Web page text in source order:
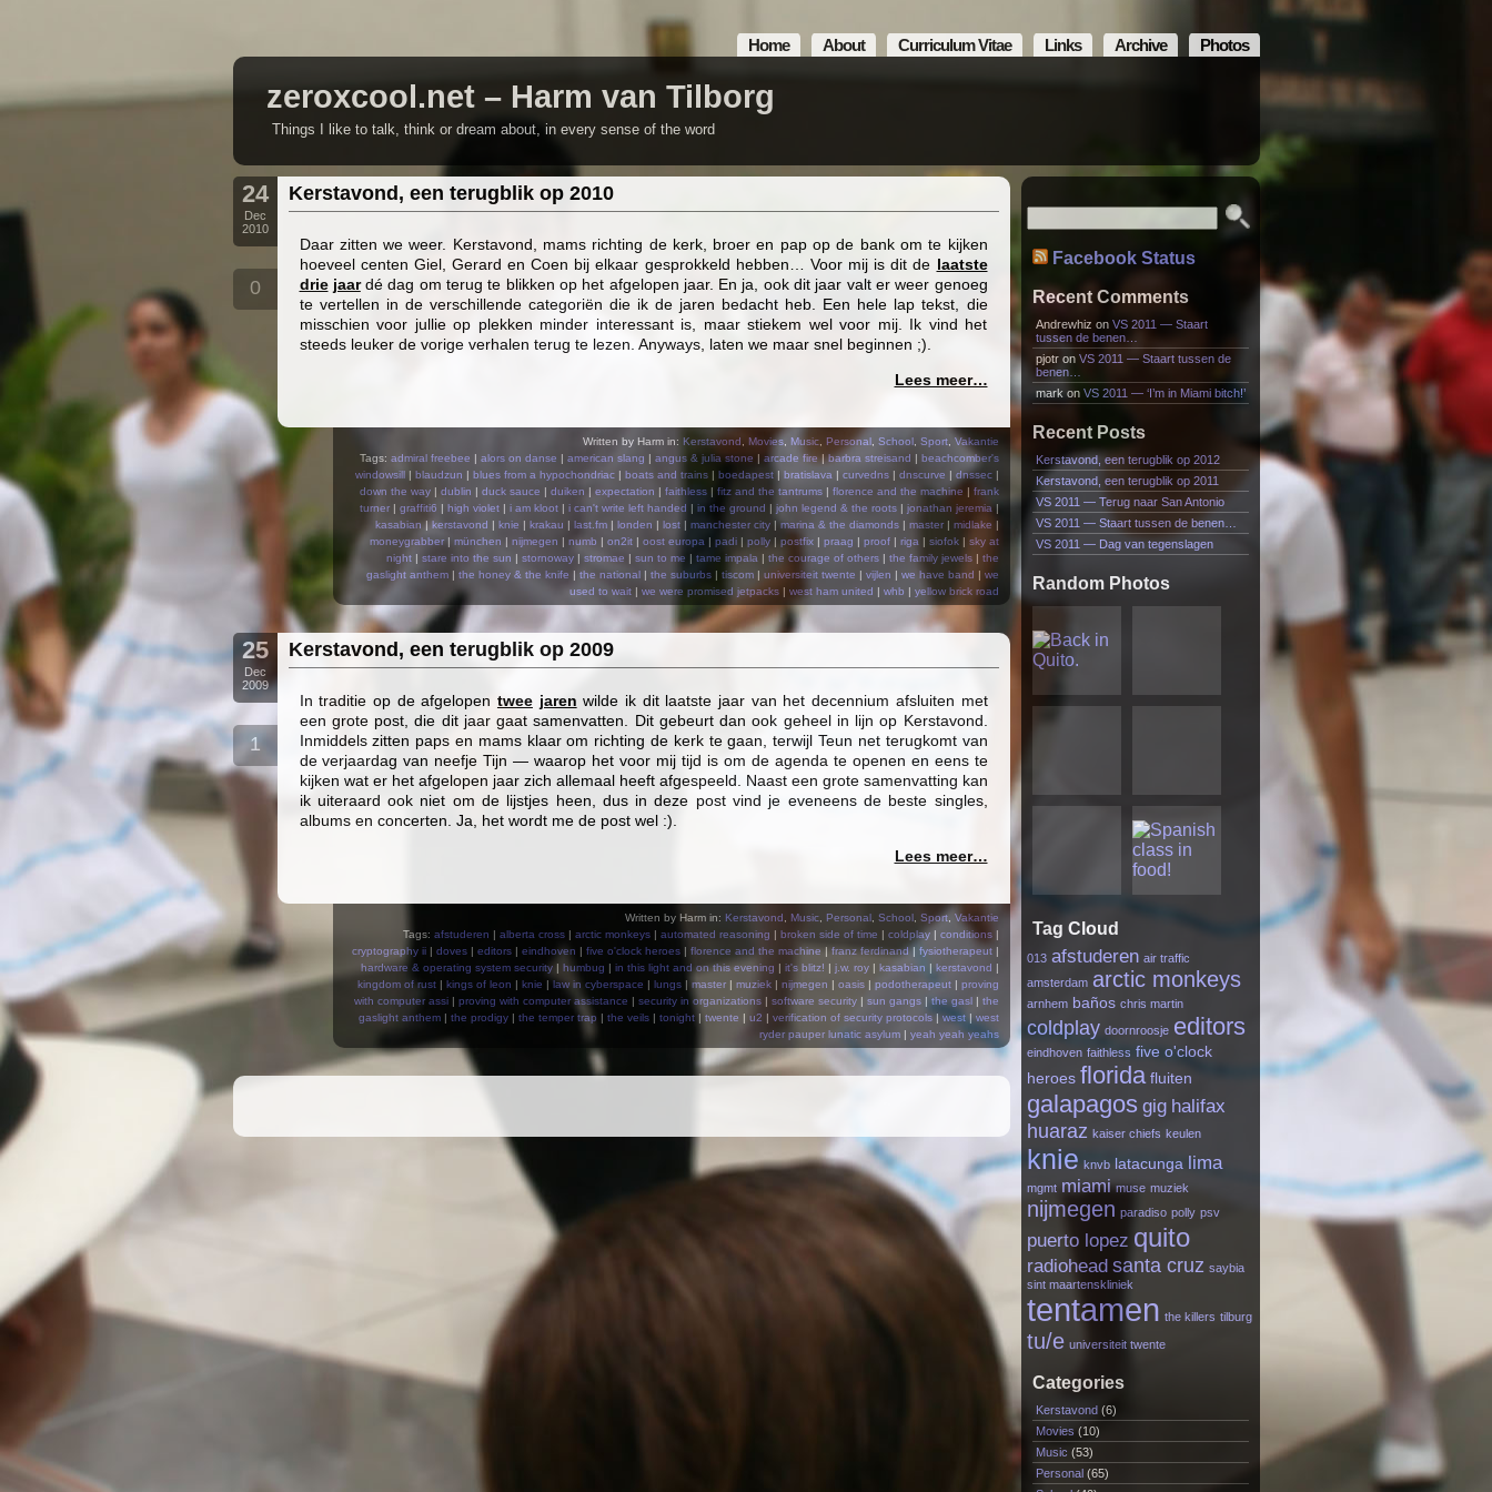
Home About Curriculum Vitae Links Archive Photos
zeroxcool.net – Harm van Tilborg
Things I like to talk, think or dream about, in every sense of the word
24
Dec
2010
0
Kerstavond, een terugblik op 2010
Daar zitten we weer. Kerstavond, mams richting de kerk, broer en pap op de bank om te kijken
hoeveel centen Giel, Gerard en Coen bij elkaar gesprokkeld hebben… Voor mij is dit de laatste
drie jaardé dag om terug te blikken op het afgelopen jaar. En ja, ook dit jaar valt er weer genoeg
te vertellen in de verschillende categoriën die ik de jaren bedacht heb. Een hele lap tekst, die
misschien voor jullie op plekken minder interessant is, maar stiekem wel voor mij. Ik vind het
steeds leuker de vorige verhalen terug te lezen. Anyways, laten we maar snel beginnen ;).
Lees meer…
Written by Harm in: Kerstavond Movies, Music, Personal, School, Sport, Vakantie
Tags: admiral freebee | alors on danse | american slang | angus & julia stone | arcade fire|barbra streisand | beachcomber's
windowsill| blaudzun | blues from a hypochondriac| boats and trains| boedapest| bratislava | curvedns| dnscurve | dnssec|
down the way| dublin | duck sauce | duiken | expectation | faithless| fitz and the tantrums| florence and the machine | frank
turner| graffiti6 | high violet| i am kloot| i can't write left handed | in the ground | john legend & the roots| jonathan jeremia |
kasabian| kerstavond | knie | krakau | last.fm| londen | lost| manchester city| marina & the diamonds| master| midlake |
moneygrabber| münchen | nijmegen | numb | on2it| oost europa | padi| polly| postfix| praag | proof| riga | siofok| sky at
night| stare into the sun | stornoway| stromae | sun to me | tame impala | the courage of others| the family jewels| the
gaslight anthem| the honey & the knife | the national| the suburbs| tiscom| universiteit twente | vijlen | we have band | we
used to wait| we were promised jetpacks| west ham united | whb | yellow brick road
25
Dec
2009
1
Kerstavond, een terugblik op 2009
In traditie op de afgelopen twee jaren wilde ik dit laatste jaar van het decennium afsluiten met
een grote post, die dit jaar gaat samenvatten. Dit gebeurt dan ook geheel in lijn op Kerstavond.
Inmiddels zitten paps en mams klaar om richting de kerk te gaan, terwijl Teun net terugkomt van
de verjaardag van neefje Tijn — waarop het voor mij tijd is om de agenda te openen en eens te
kijken wat er het afgelopen jaar zich allemaal heeft afgespeeld. Naast een grote samenvatting kan
ik uiteraard ook niet om de lijstjes heen, dus in deze post vind je eveneens de beste singles,
albums en concerten. Ja, het wordt me de post wel :).
Lees meer…
Written by Harm in: Kerstavond Music, Personal, School, Sport, Vakantie
Tags: afstuderen | alberta cross| arctic monkeys| automated reasoning | broken side of time | coldplay| conditions|
cryptography ii| doves| editors| eindhoven | five o'clock heroes| florence and the machine| franz ferdinand| fysiotherapeut|
hardware & operating system security| humbug | in this light and on this evening | it's blitz! | j.w. roy| kasabian | kerstavond |
kingdom of rust| kings of leon | knie | law in cyberspace | lungs| master| muziek| nijmegen | oasis| podotherapeut| proving
with computer assi| proving with computer assistance | security in organizations| software security| sun gangs| the gasl| the
gaslight anthem| the prodigy| the temper trap | the veils| tonight| twente | u2 | verification of security protocols| west| west
ryder pauper lunatic asylum| yeah yeah yeahs
Facebook Status
Recent Comments
Andrewhiz on VS 2011 — Staart
tussen de benen…
pjotron VS 2011 — Staart tussen de
benen…
markon VS 2011 — ‘I’m in Miami bitch!’
Recent Posts
Kerstavond, een terugblik op 2012
Kerstavond, een terugblik op 2011
VS 2011 — Terug naar San Antonio
VS 2011 — Staart tussen de benen…
VS 2011 — Dag van tegenslagen
Random Photos
Tag Cloud
013 afstuderen air traffic
amsterdam arctic monkeys
arnhem baños chris martin
coldplay doornroosje editors
eindhoven faithless five o'clock
heroes florida fluiten
galapagos gig halifax
huaraz kaiser chiefs keulen
knie knvb latacunga lima
mgmt miami muse muziek
nijmegen paradiso polly psv
puerto lopez quito
radiohead santa cruz saybia
sint maartenskliniek
tentamen the killers tilburg
tu/e universiteit twente
Categories
Kerstavond(6)
Movies (10)
Music (53)
Personal(65)